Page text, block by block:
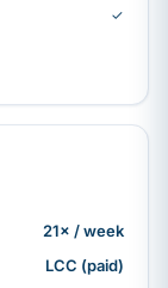
✓
21× / week
LCC (paid)